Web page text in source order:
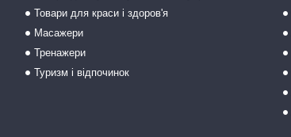
Товари для краси і здоров'я
Масажери
Тренажери
Туризм і відпочинок